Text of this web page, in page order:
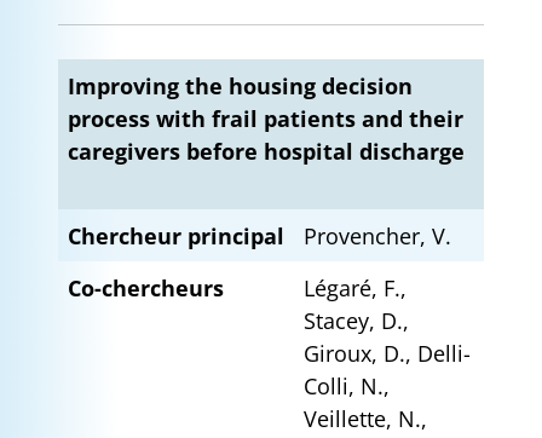
Improving the housing decision
process with frail patients and their
caregivers before hospital discharge
Chercheur principal
Provencher, V.
Co-chercheurs
Légaré, F.,
Stacey, D.,
Giroux, D., Delli-
Colli, N.,
Veillette, N.,